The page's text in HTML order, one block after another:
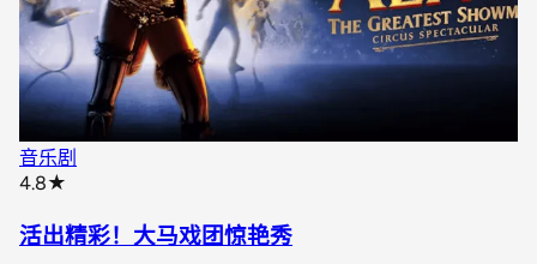
音乐剧
4.8★
活出精彩！大马戏团惊艳秀